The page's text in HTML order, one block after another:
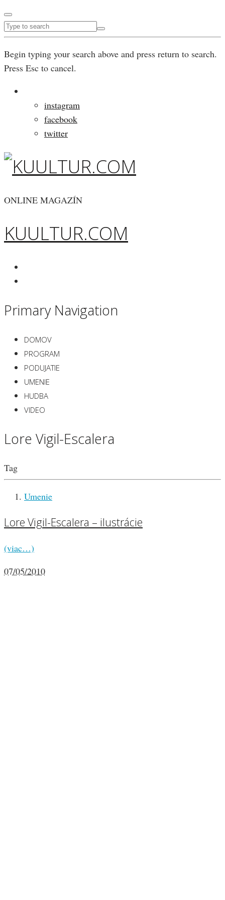
Begin typing your search above and press return to search.
Press Esc to cancel.
instagram
facebook
twitter
ONLINE MAGAZÍN
KUULTUR.COM
Primary Navigation
DOMOV
PROGRAM
PODUJATIE
UMENIE
HUDBA
VIDEO
Lore Vigil-Escalera
Tag
Umenie
Lore Vigil-Escalera – ilustrácie
(viac…)
07/05/2010